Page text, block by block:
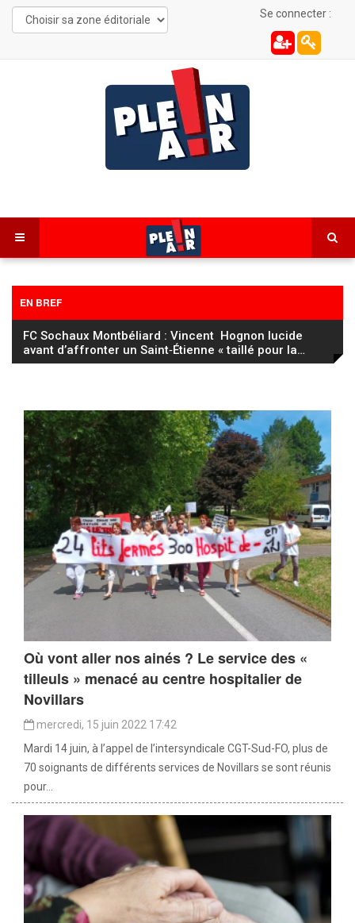
Se connecter :
EN BREF
FC Sochaux Montbéliard : Vincent Hognon lucide
avant d’affronter un Saint‑Étienne « taillé pour la…
Où vont aller nos ainés ? Le service des «
tilleuls » menacé au centre hospitalier de
Novillars
mercredi, 15 juin 2022 17:42
Mardi 14 juin, à l’appel de l’intersyndicale CGT-Sud-FO, plus de
70 soignants de différents services de Novillars se sont réunis
pour...